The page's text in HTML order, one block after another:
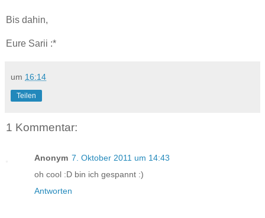
Bis dahin,
Eure Sarii :*
um 16:14
Teilen
1 Kommentar:
Anonym 7. Oktober 2011 um 14:43
oh cool :D bin ich gespannt :)
Antworten